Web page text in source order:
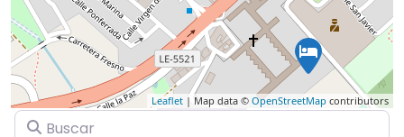
Leaflet | Map data © OpenStreetMap contributors
Buscar